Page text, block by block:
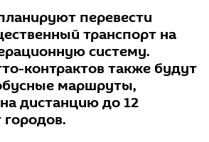
перевести
транспорт на
систему.
контрактов также будут
маршруты,
дистанцию до 12